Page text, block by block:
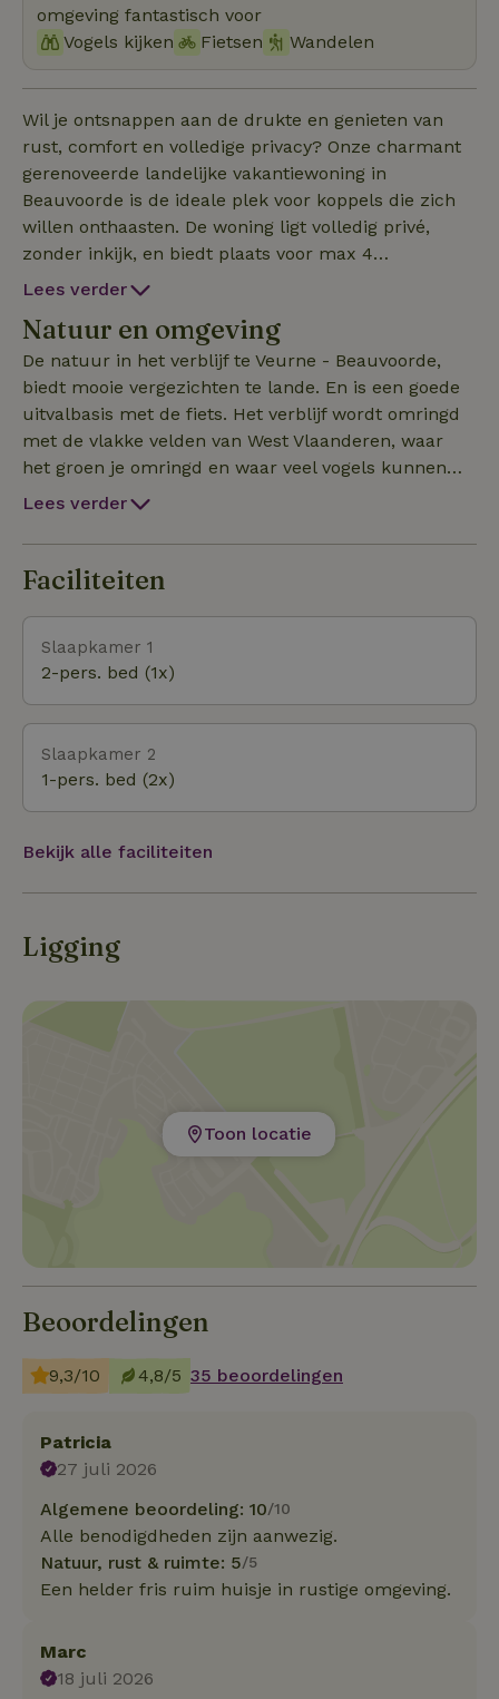
omgeving fantastisch voor
Vogels kijken
Fietsen Wandelen
Wil je ontsnappen aan de drukte en genieten van
rust, comfort en volledige privacy? Onze charmant
gerenoveerde landelijke vakantiewoning in
Beauvoorde is de ideale plek voor koppels die zich
willen onthaasten. De woning ligt volledig privé,
zonder inkijk, en biedt plaats voor max 4
volwassenen (15+). De gelijkvloerse indeling is ook
vindt u twee ruime slaapkamers met comfortabele
boxspringbedden in een hygiënische slaapomgeving
(alles is voorzien van bescherming), uitgeruste
keuken, vloerverwarming, wifi, smart tv en Netflix.
Buiten geniet u van een OZ gerichte terras met BBQ,
een zit en lighoek en ruime privé weide.
Fietsenberging met oplaadpunt en een directe
voor fietsers, wandelaars en natuurliefhebbers. De
kust is tevens vlakbij. Geen huisdieren Geen feestjes
Lees verder
Natuur en omgeving
De natuur in het verblijf te Veurne - Beauvoorde,
biedt mooie vergezichten te lande. En is een goede
uitvalbasis met de fiets. Het verblijf wordt omringd
met de vlakke velden van West Vlaanderen, waar
het groen je omringd en waar veel vogels kunnen
gespot worden. De zee is op een afstand van 10km
Doornpanne, het achterliggend heuvelland en
IJzervallei zijn een groene gordel om je heen. Het
visserijmuseum, het Ypermuseum en tal van andere
bezoekerscentrums verlenen u variatie aan
geschiedenis van de Westhoek. West-Vlaanderen
biedt u verrassend veel variëteit en lekkernij. Hou je
van winkelen aan zee, flaneer je naar Nieuwpoort,
leuke brocante en markten zullen je bekoren.
Lees verder
Faciliteiten
Slaapkamer 1
2-pers. bed (1x)
Slaapkamer 2
1-pers. bed (2x)
Bekijk alle faciliteiten
Ligging
Toon locatie
Beoordelingen
9,3/10 4,8/5 35 beoordelingen
Patricia
27 juli 2026
Algemene beoordeling: 10/10
Alle benodigdheden zijn aanwezig.
Natuur, rust & ruimte: 5/5
Een helder fris ruim huisje in rustige omgeving.
Marc
18 juli 2026